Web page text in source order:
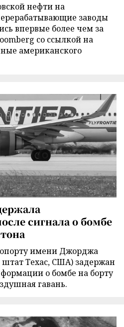
нефти на
заводы
впервые более чем за
со ссылкой на
американского
сигнала о бомбе
имени Джорджа
Техас, США) задержан
о бомбе на борту
гавань.